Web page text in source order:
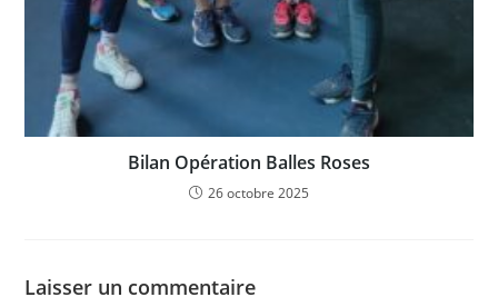
Bilan Opération Balles Roses
26 octobre 2025
Laisser un commentaire